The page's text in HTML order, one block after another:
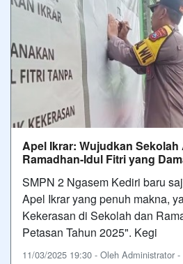
Apel Ikrar: Wujudkan Sekolah
Ramadhan-Idul Fitri yang
SMPN 2 Ngasem Kediri baru
Apel Ikrar yang penuh makna,
Kekerasan di Sekolah dan
Petasan Tahun 2025". Kegi
11/03/2025 19:30 - Oleh Administrator